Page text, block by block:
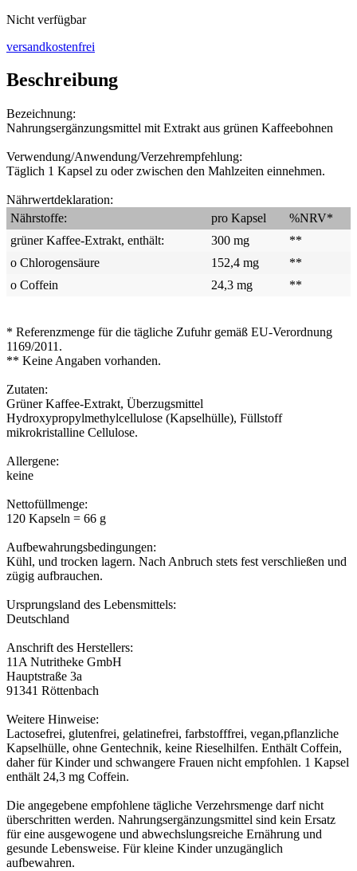
Nicht verfügbar
versandkostenfrei
Beschreibung
Bezeichnung:
Nahrungsergänzungsmittel mit Extrakt aus grünen Kaffeebohnen
Verwendung/Anwendung/Verzehrempfehlung:
Täglich 1 Kapsel zu oder zwischen den Mahlzeiten einnehmen.
Nährwertdeklaration:
Nährstoffe:
pro Kapsel
%NRV*
grüner Kaffee-Extrakt, enthält:
300 mg
**
o Chlorogensäure
152,4 mg
**
o Coffein
24,3 mg **
* Referenzmenge für die tägliche Zufuhr gemäß EU-Verordnung
1169/2011.
** Keine Angaben vorhanden.
Zutaten:
Grüner Kaffee-Extrakt, Überzugsmittel
Hydroxypropylmethylcellulose (Kapselhülle), Füllstoff
mikrokristalline Cellulose.
Allergene:
keine
Nettofüllmenge:
120 Kapseln = 66 g
Aufbewahrungsbedingungen:
Kühl, und trocken lagern. Nach Anbruch stets fest verschließen und
zügig aufbrauchen.
Ursprungsland des Lebensmittels:
Deutschland
Anschrift des Herstellers:
11A Nutritheke GmbH
Hauptstraße 3a
91341 Röttenbach
Weitere Hinweise:
Lactosefrei, glutenfrei, gelatinefrei, farbstofffrei, vegan,pflanzliche
Kapselhülle, ohne Gentechnik, keine Rieselhilfen. Enthält Coffein,
daher für Kinder und schwangere Frauen nicht empfohlen. 1 Kapsel
enthält 24,3 mg Coffein.
Die angegebene empfohlene tägliche Verzehrsmenge darf nicht
überschritten werden. Nahrungsergänzungsmittel sind kein Ersatz
für eine ausgewogene und abwechslungsreiche Ernährung und
gesunde Lebensweise. Für kleine Kinder unzugänglich
aufbewahren.